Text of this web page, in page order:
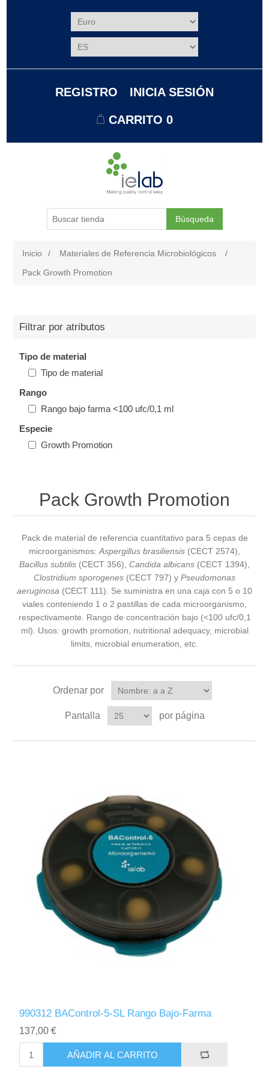
REGISTRO INICIA SESIÓN
CARRITO 0
Búsqueda
Inicio / Materiales de Referencia Microbiológicos
/
Pack Growth Promotion
Filtrar por atributos
Tipo de material
Tipo de material
Rango
Rango bajo farma <100 ufc/0,1 ml
Especie
Growth Promotion
Pack Growth Promotion
Pack de material de referencia cuantitativo para 5 cepas de
microorganismos: Aspergillus brasiliensis (CECT 2574),
Bacillus subtilis (CECT 356), Candida albicans (CECT 1394),
Clostridium sporogenes (CECT 797) y Pseudomonas
aeruginosa (CECT 111). Se suministra en una caja con 5 o 10
viales conteniendo 1 o 2 pastillas de cada microorganismo,
respectivamente. Rango de concentración bajo (<100 ufc/0,1
ml). Usos: growth promotion, nutritional adequacy, microbial
limits, microbial enumeration, etc.
Ordenar por
Pantalla por página
990312 BAControl-5-SL Rango Bajo-Farma
137,00 €
AÑADIR AL CARRITO